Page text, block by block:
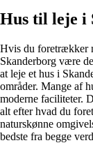
Hus til leje i
Hvis du foretrækker
Skanderborg være
at leje et hus i
områder. Mange af
moderne faciliteter.
alt efter hvad du
naturskønne
bedste fra begge